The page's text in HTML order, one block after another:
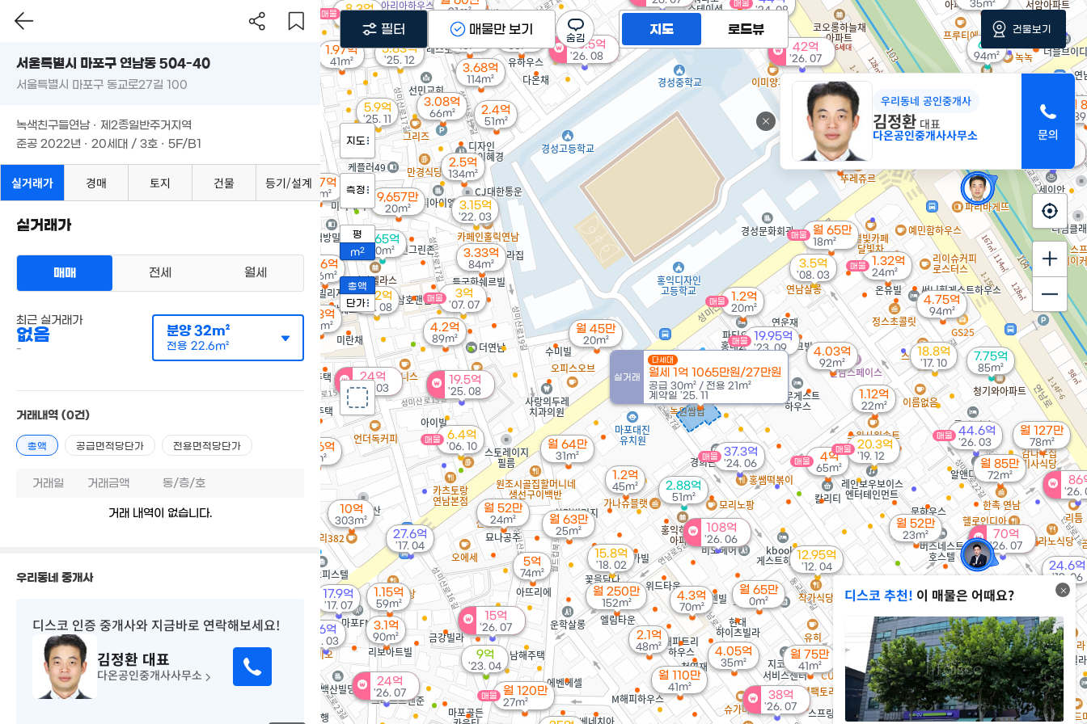
2.1억
48m²
30.5억
'26. 08
42억
'26. 07
월 110만
41m²
1.2억
20m²
매물
'24. 08
매물
월 65만
18m²
매물
70억
'26. 07
29억
'16. 11
매물
월 120만
27m²
매물
44.6억
'26. 03
매물
37.3억
'24. 06
매물
25.5억
'23. 10
매물
38억
'26. 07
4억
65m²
매물
19.95억
'23. 09
매물
20.3억
'19. 12
매물
24억
'26. 07
1.32억
24m²
매물
15억
'26. 07
1.2억
45m²
2.6억
46m²
월 52만
23m²
월 250만
152m²
월 45만
20m²
108억
'26. 06
월 63만
25m²
86
'26.
6.4억
'06. 10
매물
3.9억
21m²
35m²
월 52만
24m²
월 85만
72m²
8.3억
매물
월
24억
'26. 03
2.4억
51m²
월 127만
78m²
5억
74m²
월 75만
41m²
5.83억
'25. 12
4.3억
70m²
4.2억
89m²
5.9억
'25. 11
실거래
다세대
월세 1억 1065만원/27만원
공급 30m² / 전용 21m²
계약일 '25. 11
19.5억
'25. 08
3억
'07. 07
매물
4.05억
35m²
월 64만
31m²
2.73억
71m²
5.65억
90m²
2.7억
42m²
16.2억
'24. 08
4.3억
83m²
10억
303m²
9억
'23. 04
6억
94m²
2.88억
51m²
36.6억
0m²
1.63억
48억
22억
'22. 03
3.15억
'22. 03
3.79억
7.75억
85m²
2.87억
57m²
3.08억
66m²
4.75억
94m²
1.97억
41m²
15.8억
'18. 02
18.8억
'17. 10
17.9억
'17. 07
월 65만
0m²
2.5억
134m²
27.6억
'17. 04
4.03억
92m²
3.33억
84m²
3.68억
114m²
3.1억
90m²
1.12억
22m²
9,657만
20m²
24.6억
'13. 06
12.95억
'12. 04
11억
'11. 10
16억
'11. 03
3.5억
'08. 03
1.15억
59m² 디스코 추천! 이 매물은 어때요?
우리동네 공인중개사
김정환 대표
다온공인중개사사무소
지도 로드뷰
지도
측정
평
m2
총액
단가
필터 매물만 보기 건물보기
서울특별시 마포구 연남동 504-40
서울특별시 마포구 동교로27길 100
녹색친구들연남 · 제2종일반주거지역
준공 2022년 · 20세대 / 3호 · 5F/B1
실거래가 경매 토지 건물 등기/설계
실거래가
매매 전세 월세
최근 실거래가
없음
-
분양32m²
전용 22.6m²
거래내역 (0건)
총액 공급면적당단가 전용면적당단가
거래일 거래금액 동/층/호
거래 내역이 없습니다.
우리동네 중개사
디스코 인증 중개사와 지금바로 연락해보세요!
김정환 대표
다온공인중개사사무소